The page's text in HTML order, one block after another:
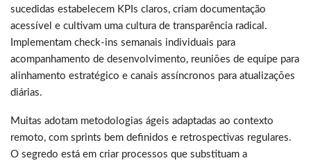
sucedidas estabelecem KPIs claros, criam documentação
acessível e cultivam uma cultura de transparência radical.
Implementam check-ins semanais individuais para
acompanhamento de desenvolvimento, reuniões de equipe para
alinhamento estratégico e canais assíncronos para atualizações
diárias.
Muitas adotam metodologias ágeis adaptadas ao contexto
remoto, com sprints bem definidos e retrospectivas regulares.
O segredo está em criar processos que substituam a